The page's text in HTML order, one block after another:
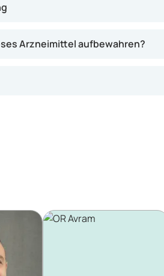
Arzneimittel aufbewahren?